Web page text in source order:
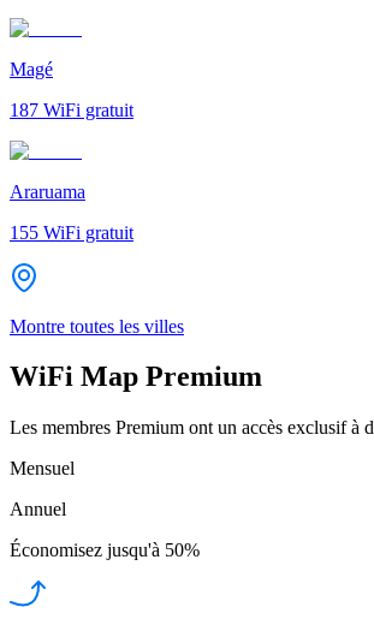
Magé
187 WiFi gratuit
Araruama
155 WiFi gratuit
Montre toutes les villes
WiFi Map Premium
Les membres Premium ont un accès exclusif à
Mensuel
Annuel
Économisez jusqu'à 50%